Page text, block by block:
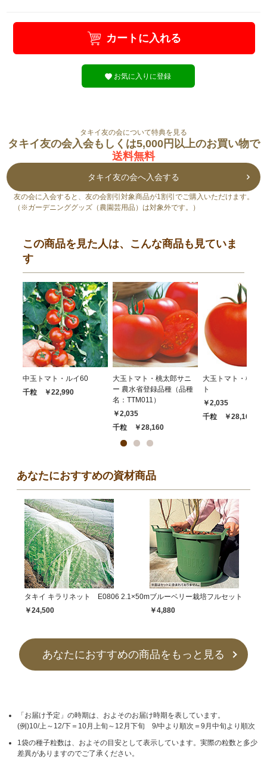
カートに入れる
お気に入りに登録
タキイ友の会について特典を見る
タキイ友の会入会もしくは5,000円以上のお買い物で
送料無料
タキイ友の会へ入会する
友の会に入会すると、友の会割引対象商品が1割引でご購入いただけます。
（※ガーデニンググッズ（農園芸用品）は対象外です。）
この商品を見た人は、こんな商品も見ていま
す
中玉トマト・ルイ60
千粒 ￥22,990
大玉トマト・桃太郎サニ
ー 農水省登録品種（品種
名：TTM011）
￥2,035
千粒 ￥28,160
大玉トマト・桃太
ト
￥2,035
千粒 ￥28,160
あなたにおすすめの資材商品
タキイ キラリネット E0806 2.1×50m
￥24,500
ブルーベリー栽培フルセット
￥4,880
あなたにおすすめの商品をもっと見る
「お届け予定」の時期は、およそのお届け時期を表しています。
(例)10/上～12/下＝10月上旬～12月下旬 9/中より順次＝9月中旬より順次
1袋の種子粒数は、およその目安として表示しています。実際の粒数と多少
差異がありますのでご了承ください。